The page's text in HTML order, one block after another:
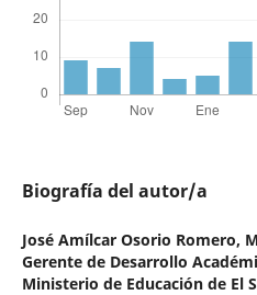
Biografía del autor/a
José Amílcar Osorio Romero,
Gerente de Desarrollo
Ministerio de Educación de El